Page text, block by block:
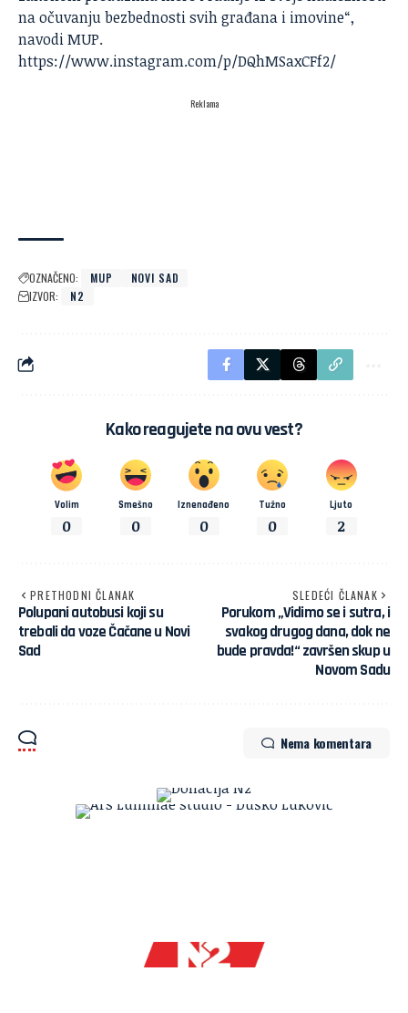
na očuvanju bezbednosti svih građana i imovine“,
navodi MUP.
https://www.instagram.com/p/DQhMSaxCFf2/
Reklama
OZNAČENO: MUP
NOVI SAD
IZVOR:
N2
Kako reagujete na ovu vest?
Volim
0
Smešno
0
Iznenađeno
0
Tužno
0
Ljuto
2
PRETHODNI ČLANAK
Polupani autobusi koji su
trebali da voze Čačane u Novi
Sad
SLEDEĆI ČLANAK
Porukom „Vidimo se i sutra, i
svakog drugog dana, dok ne
bude pravda!“ završen skup u
Novom Sadu
Nema komentara